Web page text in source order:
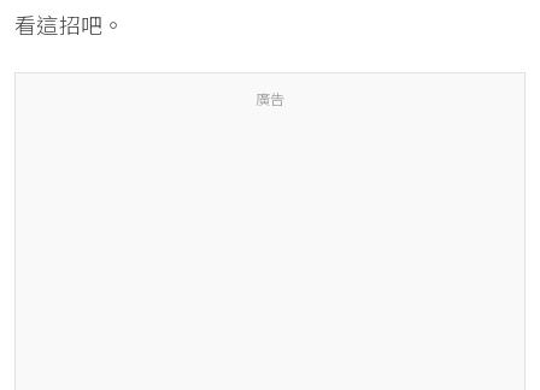
看這招吧。
廣告